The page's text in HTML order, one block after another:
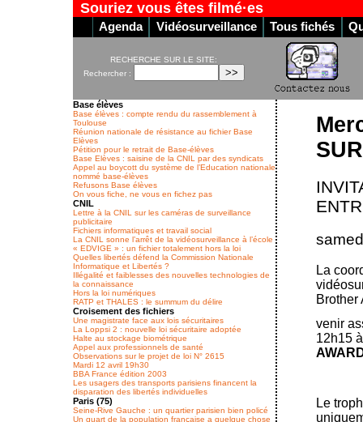
Souriez vous êtes filmé·es
Agenda Vidéosurveillance Tous fichés
RECHERCHE SUR LE SITE:
Rechercher :
La
Brother
venir
12h15
Le
Base élèves
Base élèves : compte rendu du rassemblement à
Toulouse
Réunion nationale de résistance au fichier Base
Elèves
Pétition pour le retrait de Base-élèves
Base Elèves : saisine de la CNIL par des syndicats
Appel au boycott du système de l’Education nationale
nommé base-élèves
Refusons Base élèves
On vous fiche, ne vous en fichez pas
CNIL
Lettre à la CNIL sur les caméras de surveillance
publicitaire
Fichiers informatiques et travail social
La CNIL sonne l’arrêt de la vidéosurveillance à l’école
« EDVIGE » : un fichier totalement hors la loi
Quelles libertés défend la Commission Nationale
Informatique et Libertés ?
Illégalité et faiblesses des nouvelles technologies de
la connaissance
Hors la loi numériques
RATP et THALES : le summum du délire
Croisement des fichiers
Une magistrate face aux lois sécuritaires
La Loppsi 2 : nouvelle loi sécuritaire adoptée
Halte au stockage biométrique
Appel aux professionnels de santé
Observations sur le projet de loi N° 2615
Mardi 12 avril 19h30
BBA France édition 2003
Les usagers des transports parisiens financent la
disparation des libertés individuelles
Paris (75)
Seine-Rive Gauche : un quartier parisien bien policé
Un quart de la population française a quelque chose